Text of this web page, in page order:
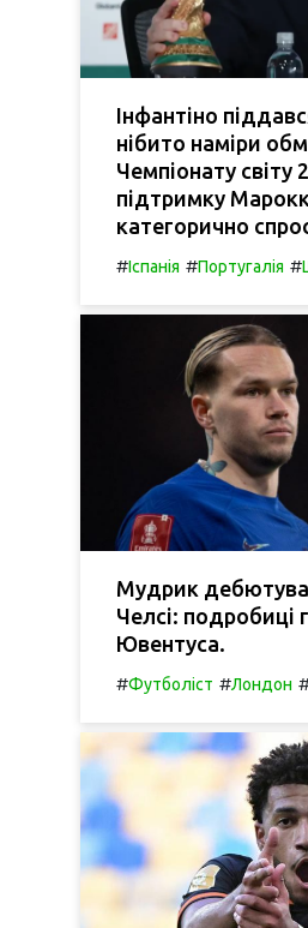
Інфантіно
нібито наміри
Чемпіонату світу
підтримку
категорично
#Іспанія #Португалія #
Мудрик
Челсі: подробиці
Ювентуса.
#Футболіст #Лондон